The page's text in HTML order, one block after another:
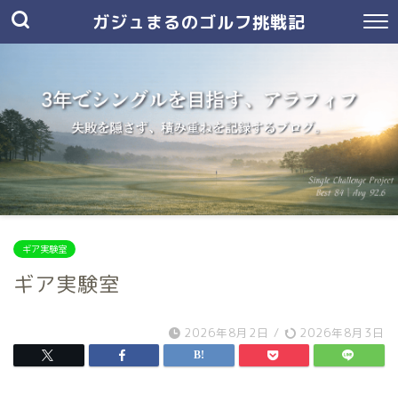
ガジュまるのゴルフ挑戦記
ギア実験室
ギア実験室
2026年8月2日 / 2026年8月3日